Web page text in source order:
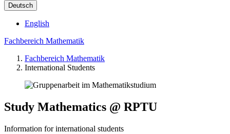
Deutsch
English
Fachbereich Mathematik
Fachbereich Mathematik
International Students
Study Mathematics @ RPTU
Information for international students